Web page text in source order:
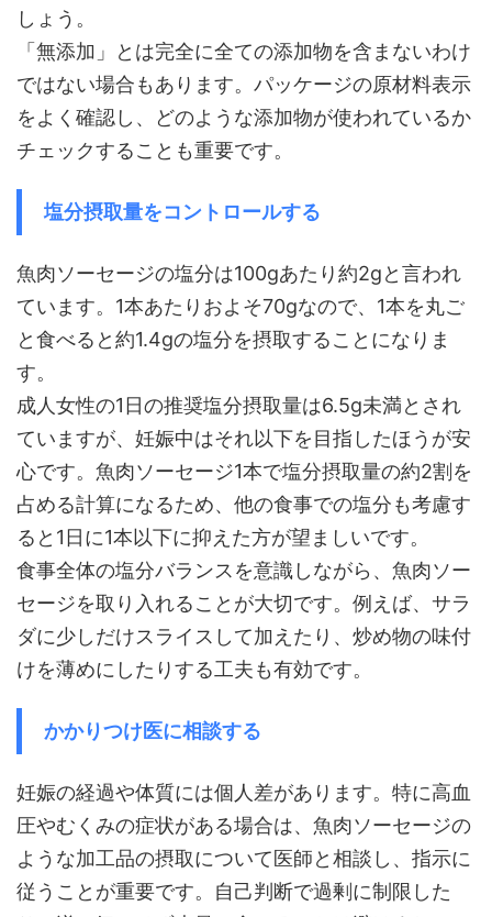
しょう。
「無添加」とは完全に全ての添加物を含まないわけ
ではない場合もあります。パッケージの原材料表示
をよく確認し、どのような添加物が使われているか
チェックすることも重要です。
塩分摂取量をコントロールする
魚肉ソーセージの塩分は100gあたり約2gと言われ
ています。1本あたりおよそ70gなので、1本を丸ご
と食べると約1.4gの塩分を摂取することになりま
す。
成人女性の1日の推奨塩分摂取量は6.5g未満とされ
ていますが、妊娠中はそれ以下を目指したほうが安
心です。魚肉ソーセージ1本で塩分摂取量の約2割を
占める計算になるため、他の食事での塩分も考慮す
ると1日に1本以下に抑えた方が望ましいです。
食事全体の塩分バランスを意識しながら、魚肉ソー
セージを取り入れることが大切です。例えば、サラ
ダに少しだけスライスして加えたり、炒め物の味付
けを薄めにしたりする工夫も有効です。
かかりつけ医に相談する
妊娠の経過や体質には個人差があります。特に高血
圧やむくみの症状がある場合は、魚肉ソーセージの
ような加工品の摂取について医師と相談し、指示に
従うことが重要です。自己判断で過剰に制限した